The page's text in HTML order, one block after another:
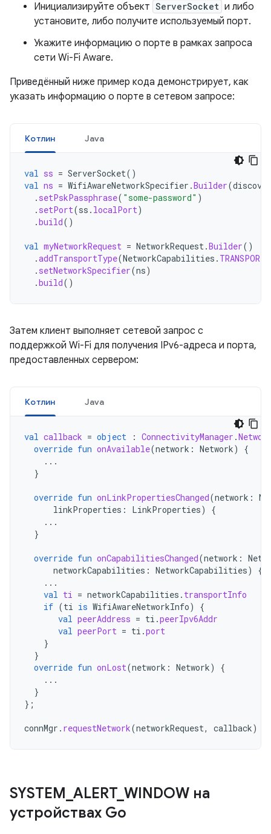
Инициализируйте объект ServerSocket и либо
установите, либо получите используемый порт.
Укажите информацию о порте в рамках запроса
сети Wi-Fi Aware.
Приведённый ниже пример кода демонстрирует, как
указать информацию о порте в сетевом запросе:
Котлин Java
val ss = ServerSocket()
val ns = WifiAwareNetworkSpecifier .Builder(
. setPskPassphrase( "some-password" )
. setPort(ss . localPort)
.build()
val myNetworkRequest = NetworkRequest.Builder()
.addTransportType(NetworkCapabilities .
. setNetworkSpecifier(ns)
.build()
Затем клиент выполняет сетевой запрос с
поддержкой Wi-Fi для получения IPv6-адреса и порта,
предоставленных сервером:
Котлин Java
val callback = object : ConnectivityManager .
override fun onAvailable(network : Network)
{
...
}
override fun onLinkPropertiesChanged(network :
linkProperties : LinkProperties)
{
...
}
override fun onCapabilitiesChanged(network :
networkCapabilities : NetworkCapabilities)
{
...
val ti = networkCapabilities . transportInfo
if (ti is WifiAwareNetworkInfo)
{
val peerAddress = ti .peerIpv6Addr
val peerPort = ti .port
}
}
override fun onLost(network : Network)
{
...
}
};
connMgr . requestNetwork(networkRequest, callback)
SYSTEM ALERT_ WINDOW на
устройствах Go